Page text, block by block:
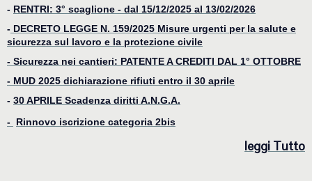
- RENTRI: 3° scaglione - dal 15/12/2025 al 13/02/2026
- DECRETO LEGGE N. 159/2025 Misure urgenti per la salute e
sicurezza sul lavoro e la protezione civile
- Sicurezza nei cantieri: PATENTE A CREDITI DAL 1° OTTOBRE
- MUD 2025 dichiarazione rifiuti entro il 30 aprile
- 30 APRILE Scadenza diritti A.N.G.A.
- Rinnovo iscrizione categoria 2bis
leggi Tutto